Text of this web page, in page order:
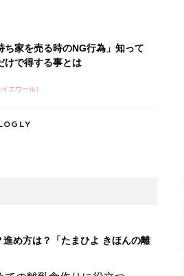
進め方は？「たまひよ きほんの離
ての離乳食作りに役立つ
にかかる費用やもらえる補助
!? 暑い季節に衛生的に持ち歩